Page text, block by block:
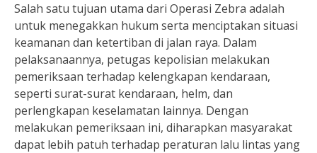
Salah satu tujuan utama dari Operasi Zebra adalah
untuk menegakkan hukum serta menciptakan situasi
keamanan dan ketertiban di jalan raya. Dalam
pelaksanaannya, petugas kepolisian melakukan
pemeriksaan terhadap kelengkapan kendaraan,
seperti surat-surat kendaraan, helm, dan
perlengkapan keselamatan lainnya. Dengan
melakukan pemeriksaan ini, diharapkan masyarakat
dapat lebih patuh terhadap peraturan lalu lintas yang